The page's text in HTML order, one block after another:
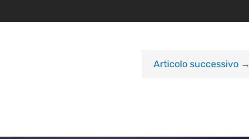
Articolo successivo→